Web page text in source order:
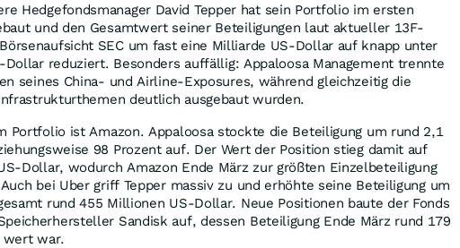
Hedgefondsmanager David Tepper hat sein Portfolio im ersten
und den Gesamtwert seiner Beteiligungen laut aktueller 13F-
SEC um fast eine Milliarde US-Dollar auf knapp unter
reduziert. Besonders auffällig: Appaloosa Management trennte
seines China- und Airline-Exposures, während gleichzeitig die
deutlich ausgebaut wurden.
Portfolio ist Amazon. Appaloosa stockte die Beteiligung um rund 2,1
98 Prozent auf. Der Wert der Position stieg damit auf
Dollar, wodurch Amazon Ende März zur größten Einzelbeteiligung
bei Uber griff Tepper massiv zu und erhöhte seine Beteiligung um
rund 455 Millionen US-Dollar. Neue Positionen baute der Fonds
Sandisk auf, dessen Beteiligung Ende März rund 179
wert war.